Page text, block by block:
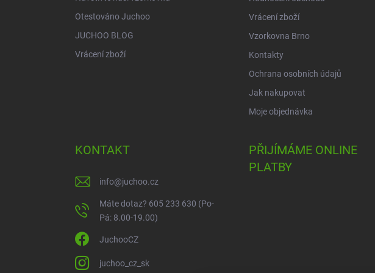
Otestováno Juchoo
JUCHOO BLOG
Vrácení zboží
Vrácení zboží
Vzorkovna Brno
Kontakty
Ochrana osobních údajů
Jak nakupovat
Moje objednávka
KONTAKT
info@juchoo.cz
Máte dotaz? 605 233 630 (Po-
Pá: 8.00-19.00)
JuchooCZ
juchoo_cz_sk
PŘIJÍMÁME ONLINE
PLATBY